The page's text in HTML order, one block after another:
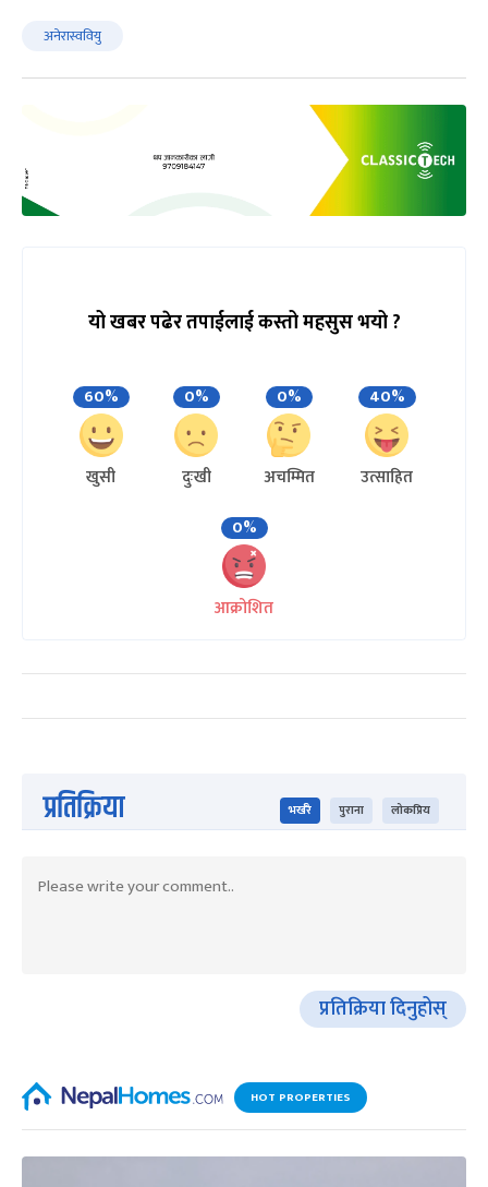
अनेरास्ववियु
यो खबर पढेर तपाईलाई कस्तो महसुस भयो ?
60%
खुसी
0%
दुःखी
0%
अचम्मित
40%
उत्साहित
0%
आक्रोशित
प्रतिक्रिया भर्खरै पुराना लोकप्रिय
प्रतिक्रिया दिनुहोस्
HOT PROPERTIES